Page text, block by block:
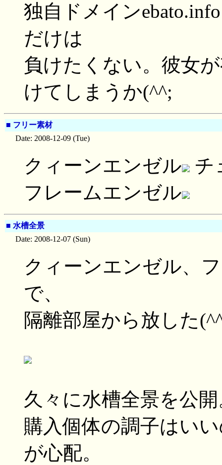
独自ドメイン
だけは
負けたくない。彼女
けてしまうか(^^;
■ フリー素材
Date: 2008-12-09 (Tue)
クィーンエンゼル
チ
フレームエンゼル
■ 水槽全景
Date: 2008-12-07 (Sun)
クィーンエンゼル、
で、
隔離部屋から放した
久々に水槽全景を公
購入個体の調子はい
が心配。